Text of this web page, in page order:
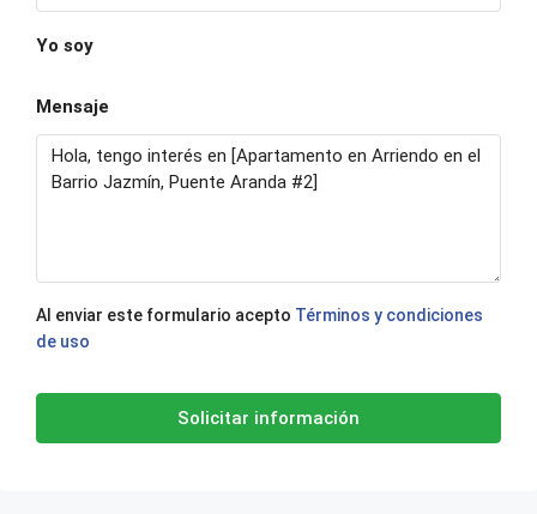
Yo soy
Mensaje
Al enviar este formulario acepto Términos y condiciones
de uso
Solicitar información